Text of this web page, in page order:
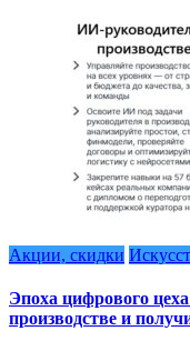
Акции, скидки
Эпоха цифрового
производстве и